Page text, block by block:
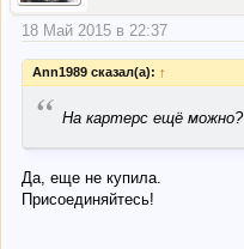
18 Май 2015 в 22:37
Ann1989 сказал(а): ↑
“ На картерс ещё можно?
Да, еще не купила.
Присоединяйтесь!